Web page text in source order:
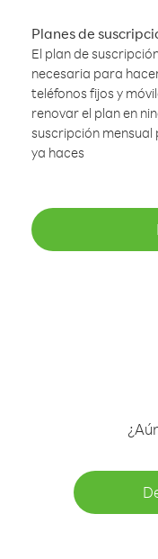
Planes de
El plan de
necesaria para
teléfonos fijos y
renovar el plan en
suscripción
ya haces